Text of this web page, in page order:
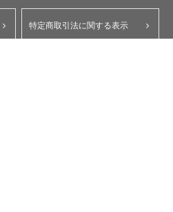
特定商取引法に関する表示